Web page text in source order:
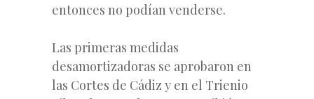
entonces no podían venderse.
Las primeras medidas
desamortizadoras se aprobaron en
las Cortes de Cádiz y en el Trienio